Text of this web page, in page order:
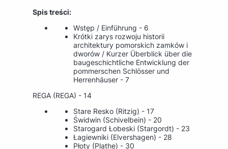
Spis treści:
Wstęp / Einführung - 6
Krótki zarys rozwoju historii
architektury pomorskich zamków i
dworów / Kurzer Überblick über die
baugeschichtliche Entwicklung der
pommerschen Schlösser und
Herrenhäuser - 7
REGA (REGA) - 14
Stare Resko (Ritzig) - 17
Świdwin (Schivelbein) - 20
Starogard Łobeski (Stargordt) - 23
Łagiewniki (Elvershagen) - 28
Płoty (Plathe) - 30